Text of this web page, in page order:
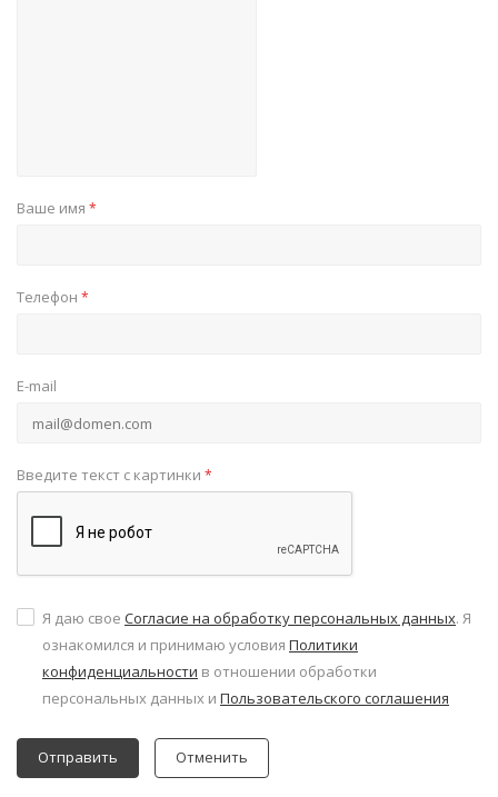
Ваше имя *
Телефон *
E-mail
Введите текст с картинки *
Я даю свое Согласие на обработку персональных данных. Я
ознакомился и принимаю условия Политики
конфиденциальности в отношении обработки
персональных данных и Пользовательского соглашения
Отменить